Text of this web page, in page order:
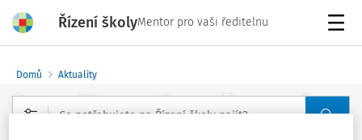
Řízení školyMentor pro vaši ředitelnu
Domů Aktuality